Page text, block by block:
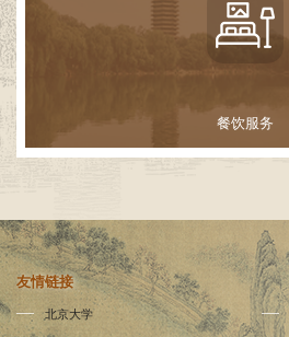
餐饮服务
友情链接
北京大学